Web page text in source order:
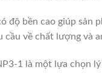
độ bền cao giúp
cầu về chất lượng và
1 là một lựa chọn